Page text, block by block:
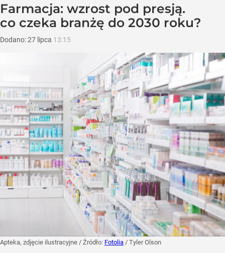
Farmacja: wzrost pod presją.
co czeka branżę do 2030 roku?
Dodano:27 lipca 13:15
Apteka, zdjęcie ilustracyjne / Źródło: Fotolia / Tyler Olson